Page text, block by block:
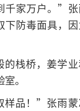
千家万户。”
下防毒面具，
的栈桥，姜学
。
样品！”张雨